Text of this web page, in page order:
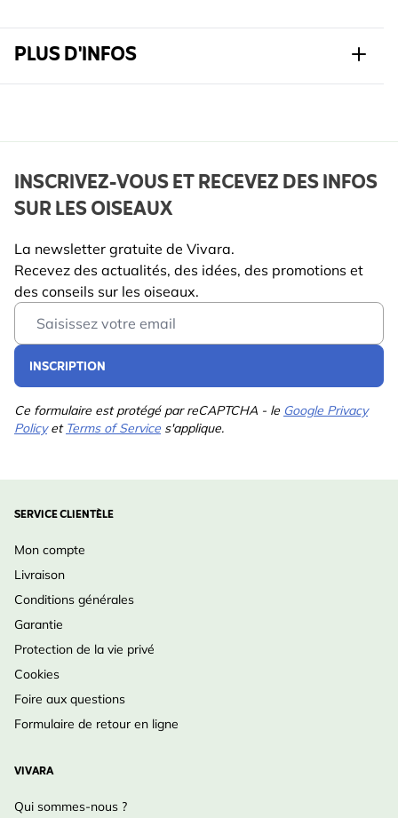
avoir cultivé ses produits de manière conventionnelle
pendant plus de 30 ans, John Huiberts s’est converti à
culture bio n’utilise aucun produit ou engrais
animaux et la planète. Les abeilles, les bourdons, les
papillons et autres insectes souffrent des nombreux
menacés dans les champs d’Huiberts.
PLUS D'INFOS
Marque PuurBio
Largeur 129 mm
Hauteur
Longeur 87 mm
Poids
Lire La Suite
INSCRIVEZ-VOUS ET RECEVEZ DES INFOS
SUR LES OISEAUX
La newsletter gratuite de Vivara.
Recevez des actualités, des idées, des promotions et
des conseils sur les oiseaux.
Email Address
INSCRIPTION
Ce formulaire est protégé par reCAPTCHA - le Google Privacy
Policyet Terms of Service s'applique.
SERVICE CLIENTÈLE
Mon compte
Livraison
Conditions générales
Garantie
Protection de la vie privé
Cookies
Foire aux questions
Formulaire de retour en ligne
VIVARA
Qui sommes-nous ?